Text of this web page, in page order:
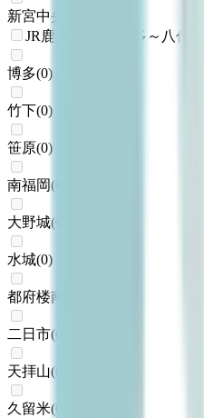
新宮中央
JR鹿児島本線(博多～八代)
博多(0)
竹下(0)
笹原(0)
南福岡(
大野城(
水城(0)
都府楼南
二日市(
天拝山(
久留米(